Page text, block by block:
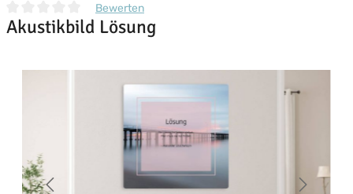
Durchschnittliche Bewertung von 0 von 5 Sternen
Bewerten
Akustikbild Lösung